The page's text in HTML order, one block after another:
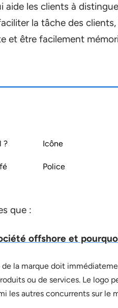
les clients à
la tâche des
et être facilement
? Icône
Police
que :
offshore et
la marque doit
ou de services. Le logo
les autres concurrents sur le